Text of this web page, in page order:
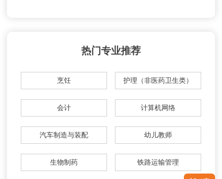
热门专业推荐
烹饪 护理（非医药卫生类）
会计 计算机网络
汽车制造与装配 幼儿教师
生物制药 铁路运输管理